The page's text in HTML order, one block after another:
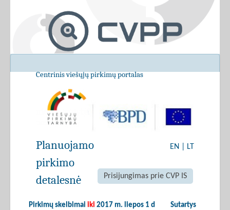
Centrinis viešųjų pirkimų portalas
EN LT
Prisijungimas prie CVP IS
Pirkimų skelbimai iki 2017 m. liepos 1 d Sutartys
Planuojamo
pirkimo
detalesnė